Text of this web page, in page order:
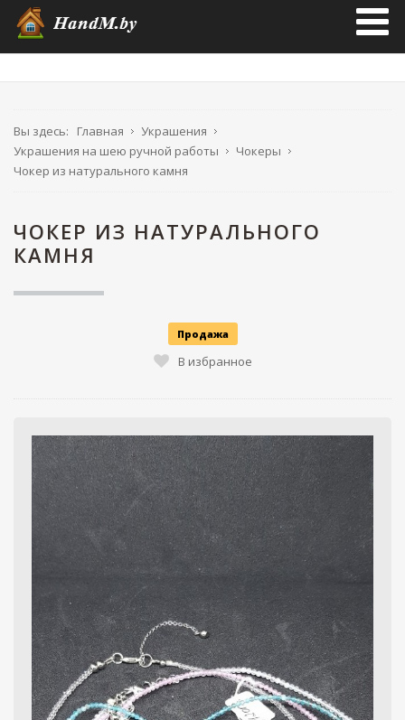
Вы здесь: Главная
Украшения
Украшения на шею ручной работы
Чокеры
Чокер из натурального камня
ЧОКЕР ИЗ НАТУРАЛЬНОГО
КАМНЯ
Продажа
В избранное